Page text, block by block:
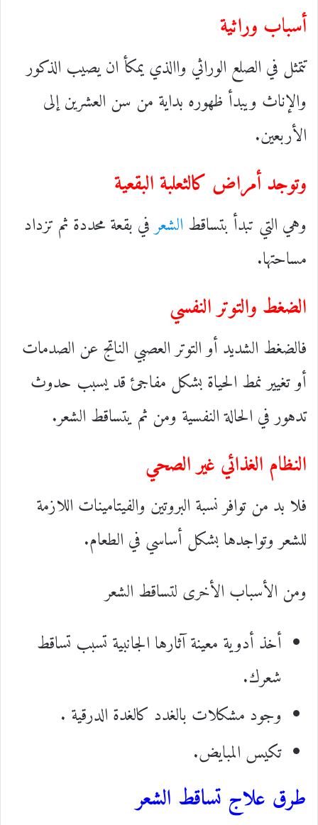
أسباب وراثية
تتمثل في الصلع الوراثي واالذي يمكأ ان يصيب الذكور
والإناث ويبدأ ظهوره بداية من سن العشرين إلى
الأربعين.
وتوجد أمراض كالثعلبة البقعية
وهي التي تبدأ بتساقط الشعرفي بقعة محددة ثم تزداد
مساحتها.
الضغط والتوتر النفسي
فالضغط الشديد أو التوتر العصبي الناتج عن الصدمات
أو تغيير نمط الحياة بشكل مفاجئ قد يسبب حدوث
تدهور في الحالة النفسية ومن ثم يتساقط الشعر.
النظام الغذائي غير الصحي
فلا بد من توافر نسبة البروتين والفيتامينات اللازمة
للشعر وتواجدها بشكل أساسي في الطعام.
ومن الأسباب الأخرى لتساقط الشعر
أخذ أدوية معينة آثارها الجانبية تسبب تساقط
شعرك.
وجود مشكلات بالغدد كالغدة الدرقية .
تكيس المبايض.
طرق علاج تساقط الشعر